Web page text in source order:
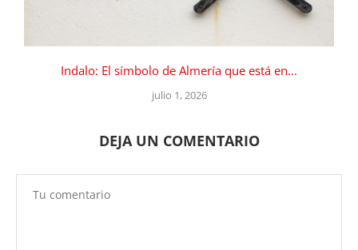
Indalo: El símbolo de Almería que está en...
julio 1, 2026
DEJA UN COMENTARIO